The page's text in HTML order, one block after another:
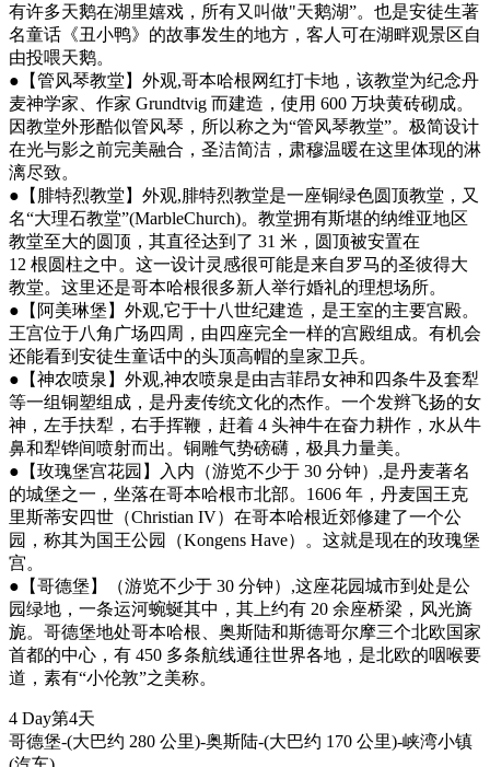
有许多天鹅在湖里嬉戏，所有又叫做"天鹅湖”。也是安徒生著
名童话《丑小鸭》的故事发生的地方，客人可在湖畔观景区自
由投喂天鹅。
●【管风琴教堂】外观,哥本哈根网红打卡地，该教堂为纪念丹
麦神学家、作家 Grundtvig 而建造，使用 600 万块黄砖砌成。
因教堂外形酷似管风琴，所以称之为“管风琴教堂”。极简设计
在光与影之前完美融合，圣洁简洁，肃穆温暖在这里体现的淋
漓尽致。
●【腓特烈教堂】外观,腓特烈教堂是一座铜绿色圆顶教堂，又
名“大理石教堂”(MarbleChurch)。教堂拥有斯堪的纳维亚地区
教堂至大的圆顶，其直径达到了 31 米，圆顶被安置在
12 根圆柱之中。这一设计灵感很可能是来自罗马的圣彼得大
教堂。这里还是哥本哈根很多新人举行婚礼的理想场所。
●【阿美琳堡】外观,它于十八世纪建造，是王室的主要宫殿。
王宫位于八角广场四周，由四座完全一样的宫殿组成。有机会
还能看到安徒生童话中的头顶高帽的皇家卫兵。
●【神农喷泉】外观,神农喷泉是由吉菲昂女神和四条牛及套犁
等一组铜塑组成，是丹麦传统文化的杰作。一个发辫飞扬的女
神，左手扶犁，右手挥鞭，赶着 4 头神牛在奋力耕作，水从牛
鼻和犁铧间喷射而出。铜雕气势磅礴，极具力量美。
●【玫瑰堡宫花园】入内（游览不少于 30 分钟）,是丹麦著名
的城堡之一，坐落在哥本哈根市北部。1606 年，丹麦国王克
里斯蒂安四世（Christian IV）在哥本哈根近郊修建了一个公
园，称其为国王公园（Kongens Have）。这就是现在的玫瑰堡
宫。
●【哥德堡】（游览不少于 30 分钟）,这座花园城市到处是公
园绿地，一条运河蜿蜒其中，其上约有 20 余座桥梁，风光旖
旎。哥德堡地处哥本哈根、奥斯陆和斯德哥尔摩三个北欧国家
首都的中心，有 450 多条航线通往世界各地，是北欧的咽喉要
道，素有“小伦敦”之美称。
4 Day第4天
哥德堡-(大巴约 280 公里)-奥斯陆-(大巴约 170 公里)-峡湾小镇